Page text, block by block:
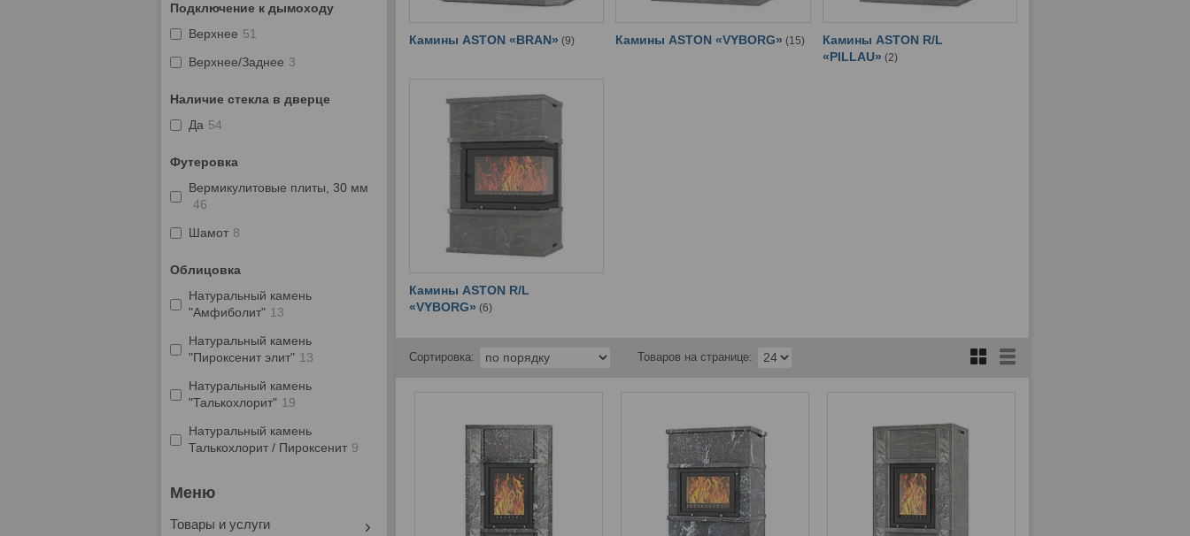
Камины ASTON «BRAN» 9 Камины ASTON «VYBORG» 15
Камины ASTON R/L
«PILLAU» 2
Камины ASTON R/L
«VYBORG» 6
Подключение к дымоходу
Верхнее 51
Верхнее/Заднее 3
Наличие стекла в дверце
Да 54
Футеровка
Вермикулитовые плиты, 30 мм
46
Шамот 8
Облицовка
Натуральный камень
"Амфиболит" 13
Натуральный камень
"Пироксенит элит" 13
Натуральный камень
"Талькохлорит" 19
Натуральный камень
Талькохлорит / Пироксенит 9
Товары и услуги